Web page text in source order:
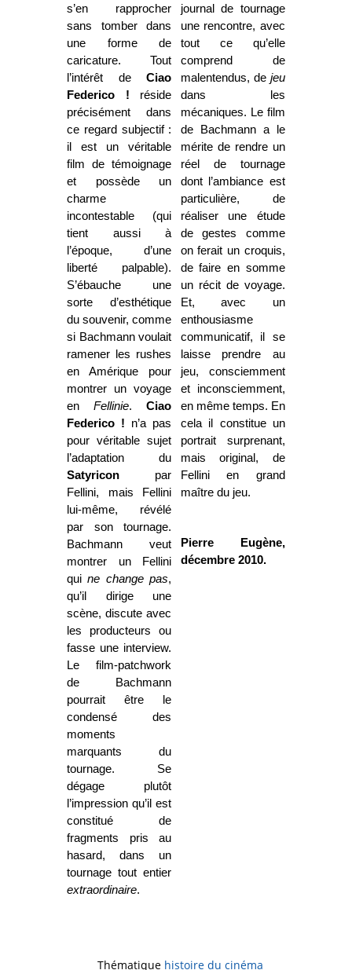
s’en rapprocher
sans tomber dans
une forme de
caricature. Tout
l’intérêt deCiao
Federico ! réside
précisément dans
ce regard subjectif :
il est un véritable
film de témoignage
et possède un
charme
incontestable (qui
tient aussi à
l’époque, d’une
liberté palpable).
S’ébauche une
sorte d’esthétique
du souvenir, comme
si Bachmann voulait
ramener les rushes
en Amérique pour
montrer un voyage
enFellinie.Ciao
Federico ! n’a pas
pour véritable sujet
l’adaptation du
Satyricon par
Fellini, mais Fellini
lui-même, révélé
par son tournage.
Bachmann veut
montrer un Fellini
quine change pas,
qu’il dirige une
scène, discute avec
les producteurs ou
fasse une interview.
Le film-patchwork
de Bachmann
pourrait être le
condensé des
moments
marquants du
tournage. Se
dégage plutôt
l’impression qu’il est
constitué de
fragments pris au
hasard, dans un
tournage tout entier
extraordinaire.
journal de tournage
une rencontre, avec
tout ce qu’elle
comprend de
malentendus, de jeu
dans les
mécaniques. Le film
de Bachmann a le
mérite de rendre un
réel de tournage
dont l’ambiance est
particulière, de
réaliser une étude
de gestes comme
on ferait un croquis,
de faire en somme
un récit de voyage.
Et, avec un
enthousiasme
communicatif, il se
laisse prendre au
jeu, consciemment
et inconsciemment,
en même temps. En
cela il constitue un
portrait surprenant,
mais original, de
Fellini en grand
maître du jeu.
Pierre Eugène,
décembre 2010.
Thématique histoire du cinéma